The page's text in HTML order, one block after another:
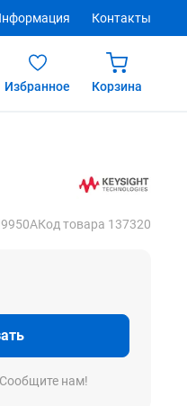
Контакты
Избранное Корзина
Код товара 137320
нам!